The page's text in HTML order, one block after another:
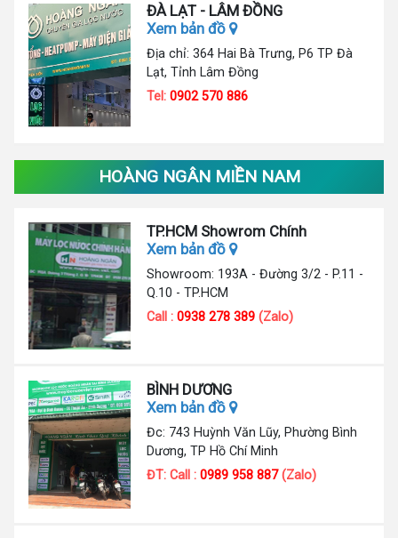
ĐÀ LẠT - LÂM ĐỒNG
Xem bản đồ
Địa chỉ: 364 Hai Bà Trưng, P6 TP Đà
Lạt, Tỉnh Lâm Đồng
Tel:0902 570 886
HOÀNG NGÂN MIỀN NAM
TP.HCM Showrom Chính
Xem bản đồ
Showroom: 193A - Đường 3/2 - P.11 -
Q.10 - TP.HCM
Call :0938 278 389(Zalo)
BÌNH DƯƠNG
Xem bản đồ
Đc: 743 Huỳnh Văn Lũy, Phường Bình
Dương, TP Hồ Chí Minh
ĐT: Call :0989 958 887(Zalo)